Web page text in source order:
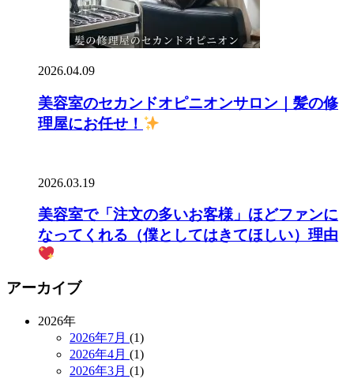
2026.04.09
美容室のセカンドオピニオンサロン｜髪の修
理屋にお任せ！
2026.03.19
美容室で「注文の多いお客様」ほどファンに
なってくれる（僕としてはきてほしい）理由
アーカイブ
2026年
2026年7月 (1)
2026年4月 (1)
2026年3月 (1)